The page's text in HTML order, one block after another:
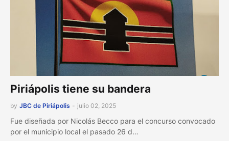
Piriápolis tiene su bandera
by JBC de Piriápolis - julio 02, 2025
Fue diseñada por Nicolás Becco para el concurso convocado
por el municipio local el pasado 26 d…